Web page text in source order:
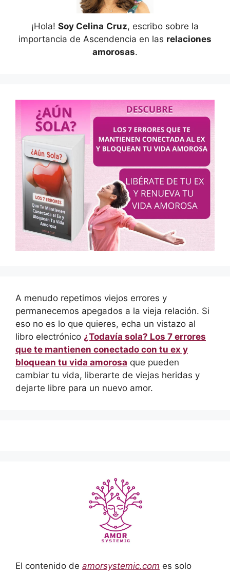
¡Hola! Soy Celina Cruz, escribo sobre la
importancia de Ascendencia en las relaciones
amorosas.
A menudo repetimos viejos errores y
permanecemos apegados a la vieja relación. Si
eso no es lo que quieres, echa un vistazo al
libro electrónico ¿Todavía sola? Los 7 errores
que te mantienen conectado con tu ex y
bloquean tu vida amorosa que pueden
cambiar tu vida, liberarte de viejas heridas y
dejarte libre para un nuevo amor.
El contenido de amorsystemic.com es solo